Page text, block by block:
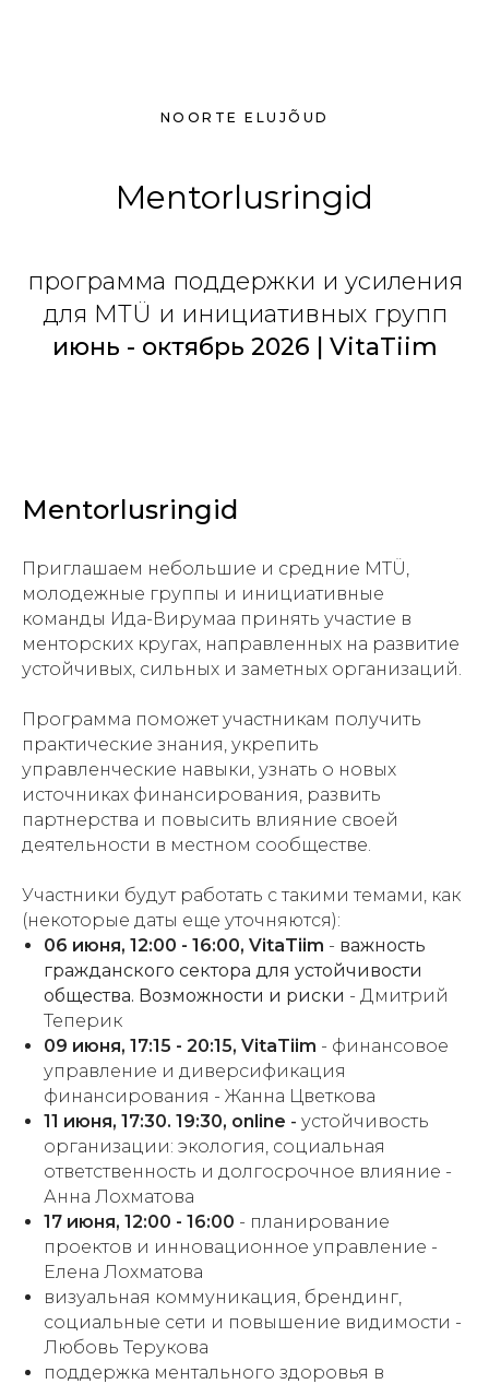
NOORTE ELUJÕUD
Mentorlusringid
программа поддержки и усиления
для MTÜ и инициативных групп
июнь - октябрь 2026 | VitaTiim
Mentorlusringid
Приглашаем небольшие и средние MTÜ,
молодежные группы и инициативные
команды Ида-Вирумаа принять участие в
менторских кругах, направленных на развитие
устойчивых, сильных и заметных организаций.
Программа поможет участникам получить
практические знания, укрепить
управленческие навыки, узнать о новых
источниках финансирования, развить
партнерства и повысить влияние своей
деятельности в местном сообществе.
Участники будут работать с такими темами, как
(некоторые даты еще уточняются):
06 июня, 12:00 - 16:00, VitaTiim - важность
гражданского сектора для устойчивости
общества. Возможности и риски - Дмитрий
Теперик
09 июня, 17:15 - 20:15, VitaTiim - финансовое
управление и диверсификация
финансирования - Жанна Цветкова
11 июня, 17:30. 19:30, online - устойчивость
организации: экология, социальная
ответственность и долгосрочное влияние -
Анна Лохматова
17 июня, 12:00 - 16:00 - планирование
проектов и инновационное управление -
Елена Лохматова
визуальная коммуникация, брендинг,
социальные сети и повышение видимости -
Любовь Терукова
поддержка ментального здоровья в